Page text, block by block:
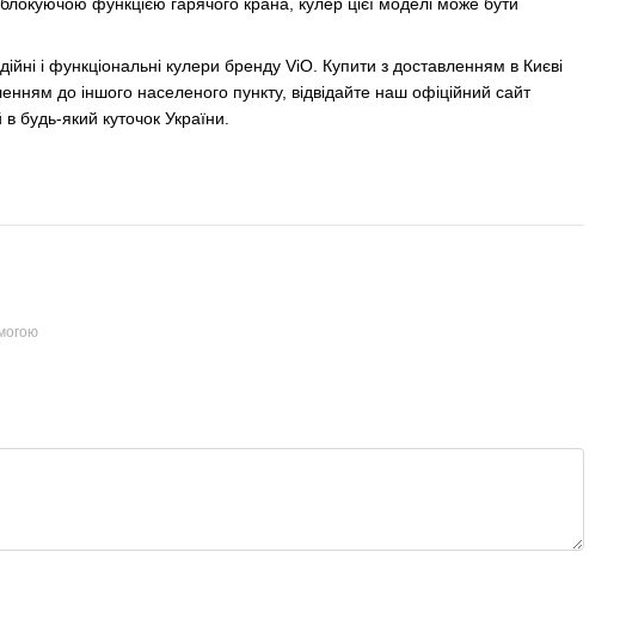
і функціональні кулери бренду ViO. Купити з доставленням в Києві
до іншого населеного пункту, відвідайте наш офіційний сайт
який куточок України.